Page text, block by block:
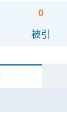
0
被引